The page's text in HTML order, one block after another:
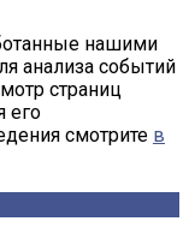
нашими
анализа событий
страниц
его
смотрите в